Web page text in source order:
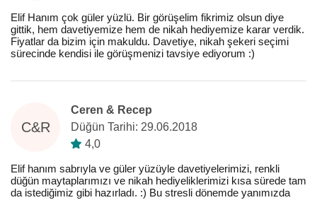
Elif Hanım çok güler yüzlü. Bir görüşelim fikrimiz olsun diye
gittik, hem davetiyemize hem de nikah hediyemize karar verdik.
Fiyatlar da bizim için makuldu. Davetiye, nikah şekeri seçimi
sürecinde kendisi ile görüşmenizi tavsiye ediyorum :)
C&R
Ceren & Recep
Düğün Tarihi: 29.06.2018
4,0
Elif hanım sabrıyla ve güler yüzüyle davetiyelerimizi, renkli
düğün maytaplarımızı ve nikah hediyeliklerimizi kısa sürede tam
da istediğimiz gibi hazırladı. :) Bu stresli dönemde yanımızda